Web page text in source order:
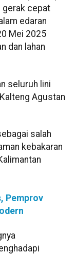
gerak cepat
edaran
Mei 2025
dan lahan
seluruh lini
Agustan
salah
kebakaran
Pemprov